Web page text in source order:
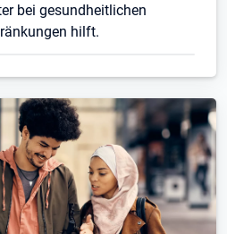
bei gesundheitlichen
hilft.